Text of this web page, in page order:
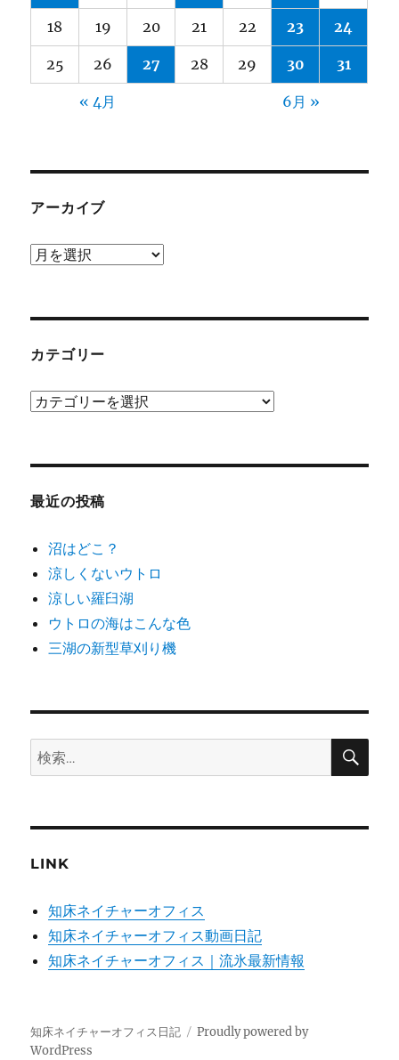
18 19 20 21 22 23 24
25 26 27 28 29 30 31
« 4月 6月 »
アーカイブ
ア
ブ
カテゴリー
カ
ー
最近の投稿
沼はどこ？
涼しくないウトロ
涼しい羅臼湖
ウトロの海はこんな色
三湖の新型草刈り機
検
索:
検
LINK
知床ネイチャーオフィス
知床ネイチャーオフィス動画日記
知床ネイチャーオフィス｜流氷最新情報
知床ネイチャーオフィス日記
Proudly powered by
WordPress